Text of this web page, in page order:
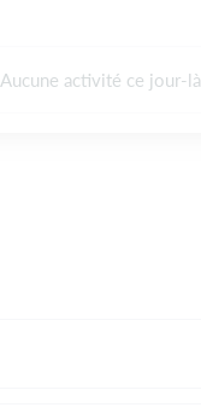
Aucune activité ce jour-là